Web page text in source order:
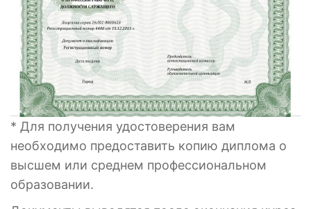
* Для получения удостоверения вам
необходимо предоставить копию диплома о
высшем или среднем профессиональном
образовании.